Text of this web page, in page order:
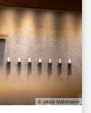
© Jakob Mählmann